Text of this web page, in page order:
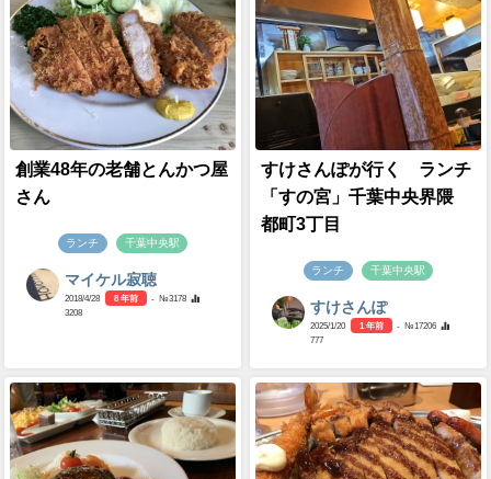
創業48年の老舗とんかつ屋
さん
ランチ 千葉中央駅
マイケル寂聴
2018/4/28 8 年前
- №3178
3208
すけさんぽが行く ランチ
「すの宮」千葉中央界隈
都町3丁目
ランチ 千葉中央駅
すけさんぽ
2025/1/20 1 年前
- №17206
777